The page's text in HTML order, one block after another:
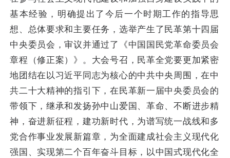
基本经验，明确提出了今后一个时期工作的指导思
想、总体要求和主要任务，选举产生了民革第十四届
中央委员会，审议并通过了《中国国民党革命委员会
章程（修正案）》。大会号召，民革全党要更加紧密
地团结在以习近平同志为核心的中共中央周围，在中
共二十大精神的指引下，在民革新一届中央委员会的
带领下，继承和发扬孙中山爱国、革命、不断进步精
神，奋进新征程，建功新时代，为谱写统一战线和多
党合作事业发展新篇章，为全面建成社会主义现代化
强国、实现第二个百年奋斗目标，以中国式现代化全